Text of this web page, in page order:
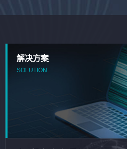
解决方案
SOLUTION